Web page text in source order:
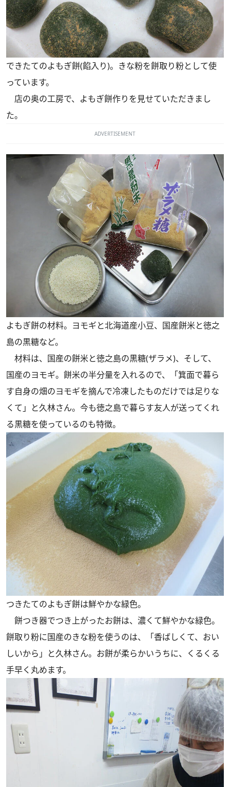
できたてのよもぎ餅(餡入り)。きな粉を餅取り粉として使
っています。
店の奥の工房で、よもぎ餅作りを見せていただきまし
た。
ADVERTISEMENT
よもぎ餅の材料。ヨモギと北海道産小豆、国産餅米と徳之
島の黒糖など。
材料は、国産の餅米と徳之島の黒糖(ザラメ)、そして、
国産のヨモギ。餅米の半分量を入れるので、「箕面で暮ら
す自身の畑のヨモギを摘んで冷凍したものだけでは足りな
くて」と久林さん。今も徳之島で暮らす友人が送ってくれ
る黒糖を使っているのも特徴。
つきたてのよもぎ餅は鮮やかな緑色。
餅つき器でつき上がったお餅は、濃くて鮮やかな緑色。
餅取り粉に国産のきな粉を使うのは、「香ばしくて、おい
しいから」と久林さん。お餅が柔らかいうちに、くるくる
手早く丸めます。